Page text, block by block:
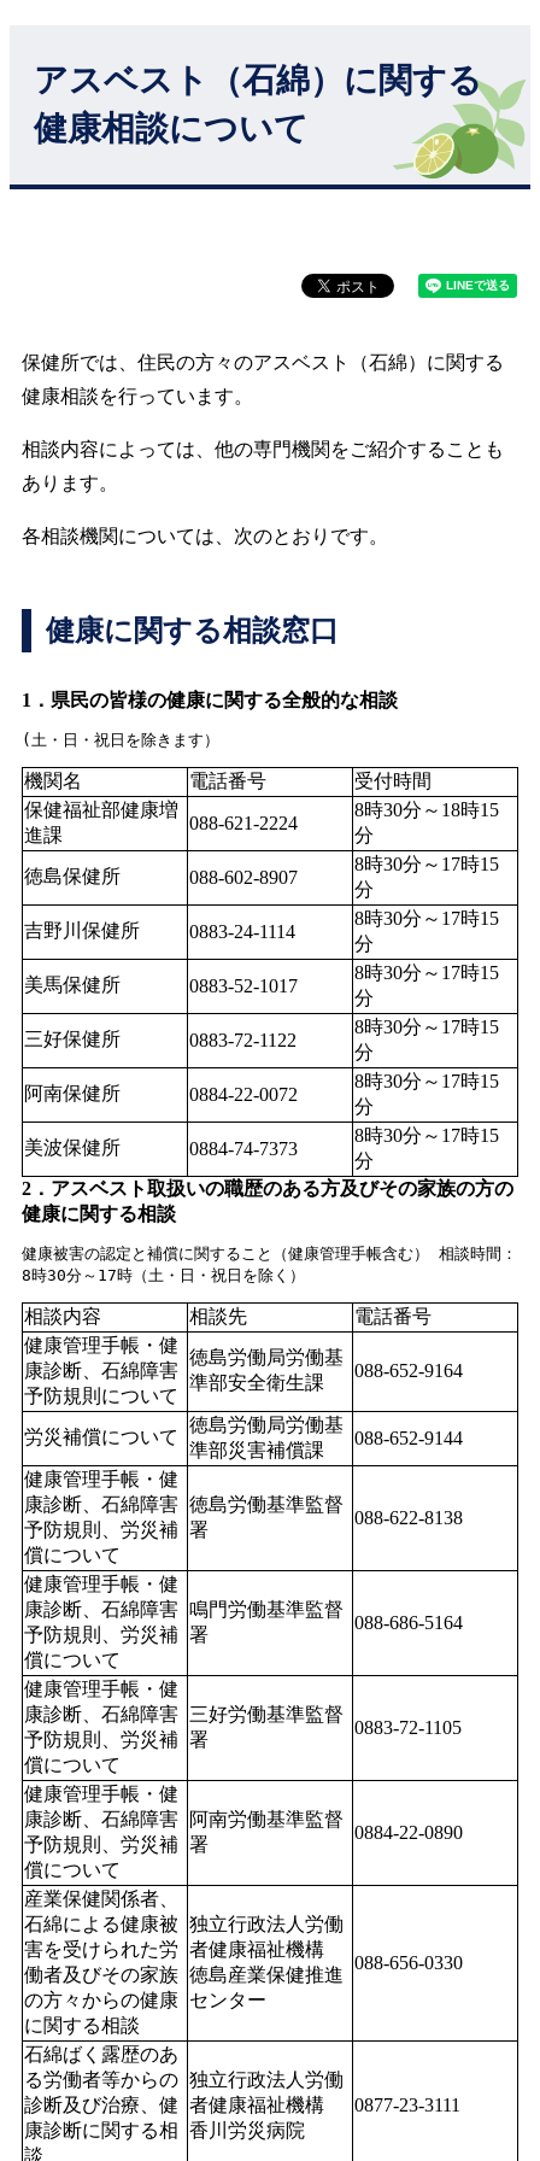
アスベスト（石綿）に関する
健康相談について
保健所では、住民の方々のアスベスト（石綿）に関する
健康相談を行っています。
相談内容によっては、他の専門機関をご紹介することも
あります。
各相談機関については、次のとおりです。
健康に関する相談窓口
1．県民の皆様の健康に関する全般的な相談
(土・日・祝日を除きます）
機関名 電話番号
受付時間
保健福祉部健康増
進課
088-621-2224
8時30分～18時15
分
徳島保健所
088-602-8907
8時30分～17時15
分
吉野川保健所
0883-24-1114
8時30分～17時15
分
美馬保健所
0883-52-1017
8時30分～17時15
分
三好保健所
0883-72-1122
8時30分～17時15
分
阿南保健所
0884-22-0072
8時30分～17時15
分
美波保健所
0884-74-7373
8時30分～17時15
分
2．アスベスト取扱いの職歴のある方及びその家族の方の
健康に関する相談
健康被害の認定と補償に関すること（健康管理手帳含む） 相談時間：
8時30分～17時（土・日・祝日を除く）
相談内容 相談先
電話番号
健康管理手帳・健
康診断、石綿障害
予防規則について
徳島労働局労働基
準部安全衛生課
088-652-9164
労災補償について
徳島労働局労働基
準部災害補償課
088-652-9144
健康管理手帳・健
康診断、石綿障害
予防規則、労災補
償について
徳島労働基準監督
署
088-622-8138
健康管理手帳・健
康診断、石綿障害
予防規則、労災補
償について
鳴門労働基準監督
署
088-686-5164
健康管理手帳・健
康診断、石綿障害
予防規則、労災補
償について
三好労働基準監督
署
0883-72-1105
健康管理手帳・健
康診断、石綿障害
予防規則、労災補
償について
阿南労働基準監督
署
0884-22-0890
産業保健関係者、
石綿による健康被
害を受けられた労
働者及びその家族
の方々からの健康
に関する相談
独立行政法人労働
者健康福祉機構
徳島産業保健推進
センター
088-656-0330
石綿ばく露歴のあ
る労働者等からの
診断及び治療、健
康診断に関する相
談
独立行政法人労働
者健康福祉機構
香川労災病院
0877-23-3111